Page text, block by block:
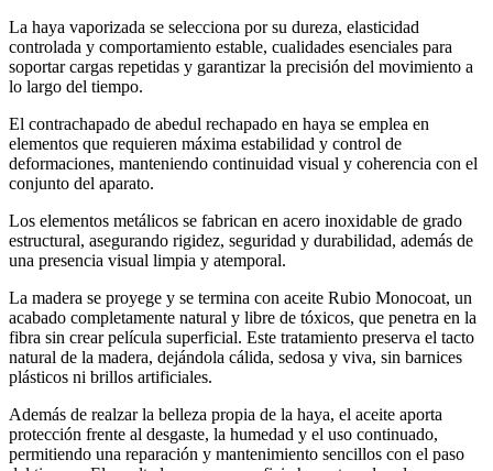
La haya vaporizada se selecciona por su dureza, elasticidad
controlada y comportamiento estable, cualidades esenciales para
soportar cargas repetidas y garantizar la precisión del movimiento a
lo largo del tiempo.
El contrachapado de abedul rechapado en haya se emplea en
elementos que requieren máxima estabilidad y control de
deformaciones, manteniendo continuidad visual y coherencia con el
conjunto del aparato.
Los elementos metálicos se fabrican en acero inoxidable de grado
estructural, asegurando rigidez, seguridad y durabilidad, además de
una presencia visual limpia y atemporal.
La madera se proyege y se termina con aceite Rubio Monocoat, un
acabado completamente natural y libre de tóxicos, que penetra en la
fibra sin crear película superficial. Este tratamiento preserva el tacto
natural de la madera, dejándola cálida, sedosa y viva, sin barnices
plásticos ni brillos artificiales.
Además de realzar la belleza propia de la haya, el aceite aporta
protección frente al desgaste, la humedad y el uso continuado,
permitiendo una reparación y mantenimiento sencillos con el paso